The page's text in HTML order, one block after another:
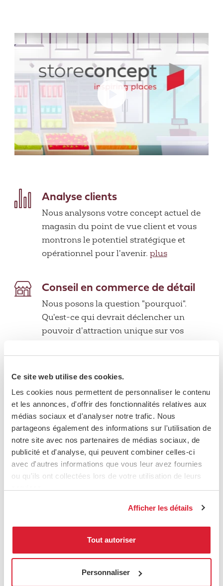
Ce site web utilise des cookies.
Les cookies nous permettent de personnaliser le contenu
et les annonces, d'offrir des fonctionnalités relatives aux
médias sociaux et d'analyser notre trafic. Nous
partageons également des informations sur l'utilisation de
notre site avec nos partenaires de médias sociaux, de
publicité et d'analyse, qui peuvent combiner celles-ci
avec d'autres informations que vous leur avez fournies
ou qu'ils ont collectées lors de votre utilisation de leurs
Afficher les détails
Tout autoriser
Personnaliser
Analyse clients
Nous analysons votre concept actuel de
magasin du point de vue client et vous
montrons le potentiel stratégique et
opérationnel pour l'avenir. plus
Conseil en commerce de détail
Nous posons la question "pourquoi".
Qu'est-ce qui devrait déclencher un
pouvoir d'attraction unique sur vos
Conception et aménagement de
magasins
Nous traduisons les valeurs de votre
marque dans la nouvelle apparence de
votre magasin - de la conception à
l'appel d'offres et de la production à
l'exécution. Nous mettons
particulièrement l'accent sur une
approche globale.plus
Excellence opérationnelle
Nous assurons une utilisation efficace et
effective des locaux et de leur